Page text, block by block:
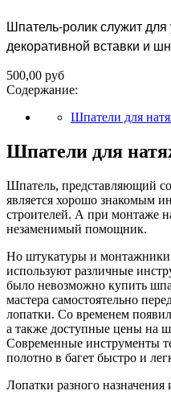
Шпатель-ролик служит
декоративной вставки и
500,00 руб
Содержание:
Шпатели для
Шпатели для
Шпатель, представляющий
является хорошо знакомым
строителей. А при монтаже
незаменимый помощник.
Но штукатуры и
используют различные
было невозможно купить
мастера самостоятельно
лопатки. Со временем
а также доступные цены на
Современные инструменты
полотно в багет быстро и
Лопатки разного